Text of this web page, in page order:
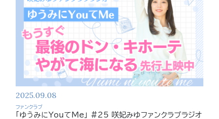
2025.09.08
ファンクラブ
「ゆうみにYouてMe」 #25 咲妃みゆファンクラブラジオ